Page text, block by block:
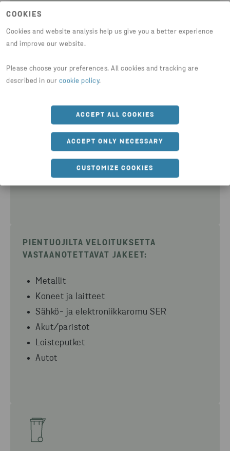
COOKIES
Cookies and website analysis help us give you a better experience
and improve our website.
Please choose your preferences. All cookies and tracking are
described in our cookie policy.
ACCEPT ALL COOKIES
ACCEPT ONLY NECESSARY
CUSTOMIZE COOKIES
yläosasta) ja suunnittelemme sekä
hinnoittelemme palvelun.
Toimitamme lavat tarpeiden mukaan.
ja toimitammesiirtoasiakirjan.Meiltä saat
myös tarvittaessa jäteraportin.
Laskutamme kaikki palvelut yhdellä
laskulla: vaihtolavan, kuljetuksen ja
jätteiden käsittelyn.
Arvometalleista maksamme
maailmanmarkkinahintojen mukaisen
hyvityksen.
PIENTUOJILTA VELOITUKSETTA
VASTAANOTETTAVAT JAKEET:
Metallit
Koneet ja laitteet
Sähkö- ja elektroniikkaromu SER
Akut/paristot
Loisteputket
Autot